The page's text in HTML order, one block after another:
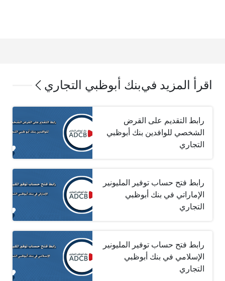
اقرأ المزيد فيبنك أبوظبي التجاري
رابط التقديم على القرض
الشخصي للوافدين بنك أبوظبي
التجاري
رابط فتح حساب توفير المليونير
الإماراتي في بنك أبوظبي
التجاري
رابط فتح حساب توفير المليونير
الإسلامي في بنك أبوظبي
التجاري